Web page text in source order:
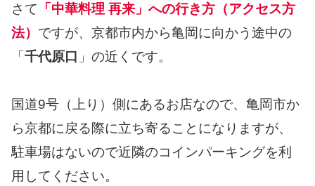
さて 「中華料理 再来」への行き方（アクセス方
法） ですが、京都市内から亀岡に向かう途中の
「 千代原口 」の近くです。
国道9号（上り）側にあるお店なので、亀岡市か
ら京都に戻る際に立ち寄ることになりますが、
駐車場はないので近隣のコインパーキングを利
用してください。